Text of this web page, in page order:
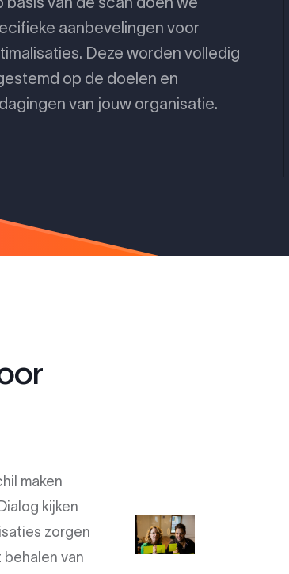
aanbevelingen voor
Deze worden volledig
op de doelen en
van jouw organisatie.
maken
kijken
zorgen
van